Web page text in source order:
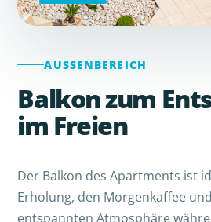
AUSSENBEREICH
Balkon zum
im Freien
Der Balkon des Apartments ist
Erholung, den Morgenkaffee
entspannten Atmosphäre